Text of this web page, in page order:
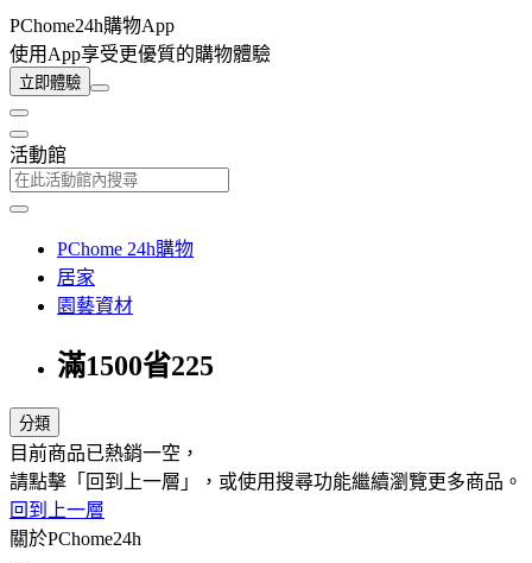
PChome24h購物App
使用App享受更優質的購物體驗
立即體驗
活動館
PChome 24h購物
居家
園藝資材
滿1500省225
分類
目前商品已熱銷一空，
請點擊「回到上一層」，或使用搜尋功能繼續瀏覽更多商品。
回到上一層
關於PChome24h